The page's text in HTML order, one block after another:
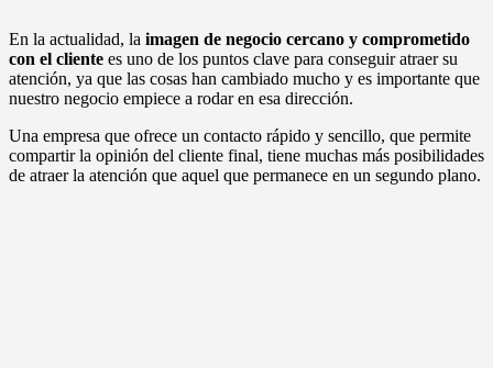
En la actualidad, la imagen de negocio cercano y comprometido
con el cliente es uno de los puntos clave para conseguir atraer su
atención, ya que las cosas han cambiado mucho y es importante que
nuestro negocio empiece a rodar en esa dirección.
Una empresa que ofrece un contacto rápido y sencillo, que permite
compartir la opinión del cliente final, tiene muchas más posibilidades
de atraer la atención que aquel que permanece en un segundo plano.